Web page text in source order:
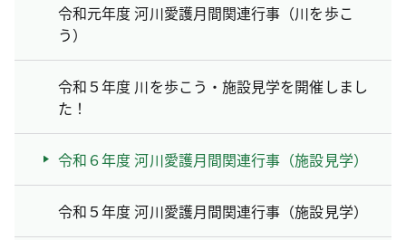
令和元年度 河川愛護月間関連行事（川を歩こ
う）
令和５年度 川を歩こう・施設見学を開催しまし
た！
令和６年度 河川愛護月間関連行事（施設見学）
令和５年度 河川愛護月間関連行事（施設見学）